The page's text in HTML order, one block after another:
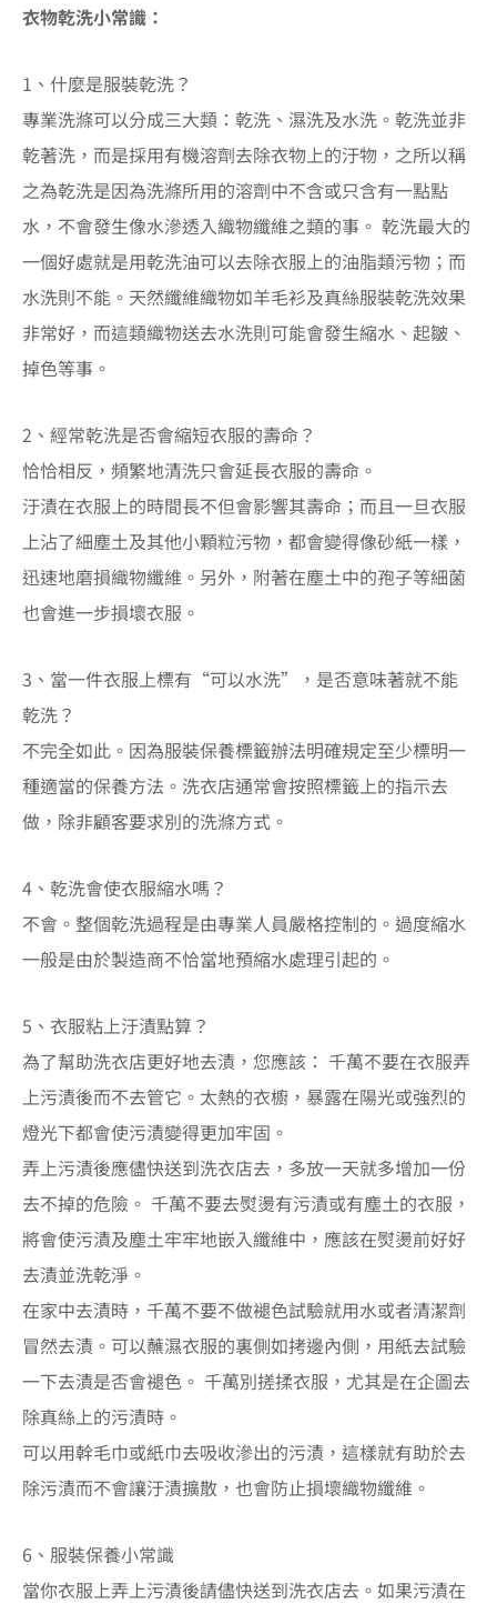
衣物乾洗小常識：
1、什麼是服裝乾洗？
專業洗滌可以分成三大類：乾洗、濕洗及水洗。乾洗並非
乾著洗，而是採用有機溶劑去除衣物上的汙物，之所以稱
之為乾洗是因為洗滌所用的溶劑中不含或只含有一點點
水，不會發生像水滲透入織物纖維之類的事。 乾洗最大的
一個好處就是用乾洗油可以去除衣服上的油脂類污物；而
水洗則不能。天然纖維織物如羊毛衫及真絲服裝乾洗效果
非常好，而這類織物送去水洗則可能會發生縮水、起皺、
掉色等事。
2、經常乾洗是否會縮短衣服的壽命？
恰恰相反，頻繁地清洗只會延長衣服的壽命。
汙漬在衣服上的時間長不但會影響其壽命；而且一旦衣服
上沾了細塵土及其他小顆粒污物，都會變得像砂紙一樣，
迅速地磨損織物纖維。另外，附著在塵土中的孢子等細菌
也會進一步損壞衣服。
3、當一件衣服上標有“可以水洗”，是否意味著就不能
乾洗？
不完全如此。因為服裝保養標籤辦法明確規定至少標明一
種適當的保養方法。洗衣店通常會按照標籤上的指示去
做，除非顧客要求別的洗滌方式。
4、乾洗會使衣服縮水嗎？
不會。整個乾洗過程是由專業人員嚴格控制的。過度縮水
一般是由於製造商不恰當地預縮水處理引起的。
5、衣服粘上汙漬點算？
為了幫助洗衣店更好地去漬，您應該： 千萬不要在衣服弄
上污漬後而不去管它。太熱的衣櫥，暴露在陽光或強烈的
燈光下都會使污漬變得更加牢固。
弄上污漬後應儘快送到洗衣店去，多放一天就多增加一份
去不掉的危險。 千萬不要去熨燙有污漬或有塵土的衣服，
將會使污漬及塵土牢牢地嵌入纖維中，應該在熨燙前好好
去漬並洗乾淨。
在家中去漬時，千萬不要不做褪色試驗就用水或者清潔劑
冒然去漬。可以蘸濕衣服的裏側如拷邊內側，用紙去試驗
一下去漬是否會褪色。 千萬別搓揉衣服，尤其是在企圖去
除真絲上的污漬時。
可以用幹毛巾或紙巾去吸收滲出的污漬，這樣就有助於去
除污漬而不會讓汙漬擴散，也會防止損壞織物纖維。
6、服裝保養小常識
當你衣服上弄上污漬後請儘快送到洗衣店去。如果污漬在